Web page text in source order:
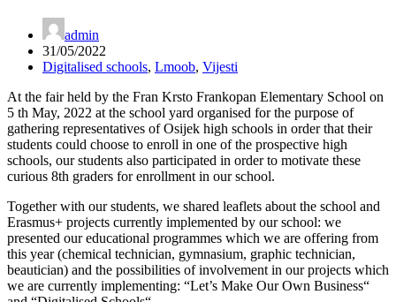
admin
31/05/2022
Digitalised schools, Lmoob, Vijesti
At the fair held by the Fran Krsto Frankopan Elementary School on
5 th May, 2022 at the school yard organised for the purpose of
gathering representatives of Osijek high schools in order that their
students could choose to enroll in one of the prospective high
schools, our students also participated in order to motivate these
curious 8th graders for enrollment in our school.
Together with our students, we shared leaflets about the school and
Erasmus+ projects currently implemented by our school: we
presented our educational programmes which we are offering from
this year (chemical technician, gymnasium, graphic technician,
beautician) and the possibilities of involvement in our projects which
we are currently implementing: “Let’s Make Our Own Business“